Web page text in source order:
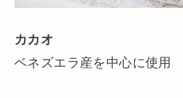
カカオ
ベネズエラ産を中心に使用